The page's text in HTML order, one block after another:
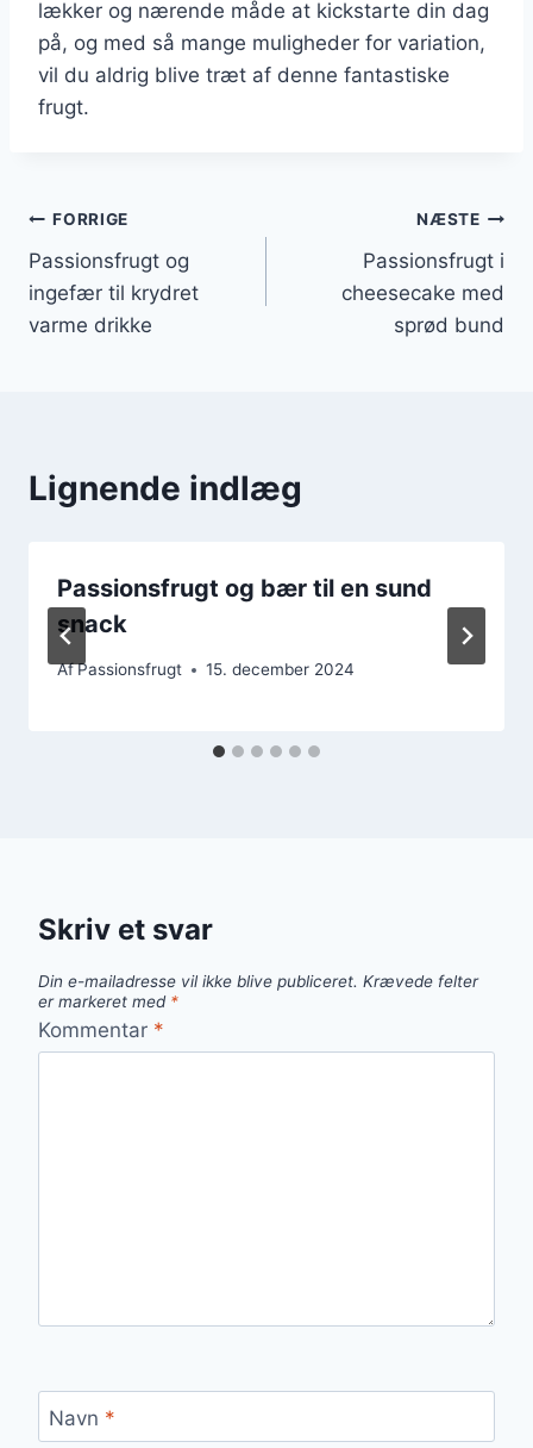
lækker og nærende måde at kickstarte din dag
på, og med så mange muligheder for variation,
vil du aldrig blive træt af denne fantastiske
frugt.
Indlægsnavigation
FORRIGE
Passionsfrugt og
ingefær til krydret
varme drikke
NÆSTE
Passionsfrugt i
cheesecake med
sprød bund
Lignende indlæg
Passionsfrugt og bær til en sund
snack
AfPassionsfrugt 15. december 2024
Skriv et svar
Din e-mailadresse vil ikke blive publiceret. Krævede felter
er markeret med *
Kommentar *
Navn *